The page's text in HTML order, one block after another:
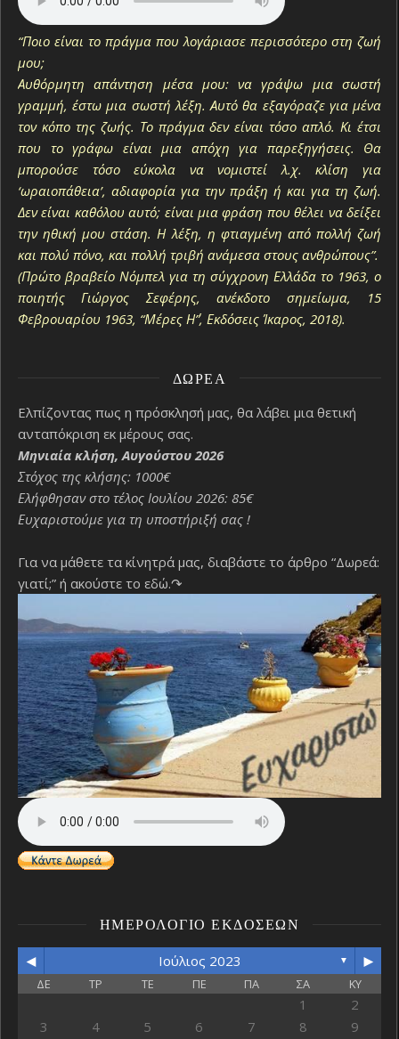
“Ποιο είναι το πράγμα που λογάριασε περισσότερο στη ζωή
μου;
Αυθόρμητη απάντηση μέσα μου: να γράψω μια σωστή
γραμμή, έστω μια σωστή λέξη. Αυτό θα εξαγόραζε για μένα
τον κόπο της ζωής. Το πράγμα δεν είναι τόσο απλό. Κι έτσι
που το γράφω είναι μια απόχη για παρεξηγήσεις. Θα
μπορούσε τόσο εύκολα να νομιστεί λ.χ. κλίση για
‘ωραιοπάθεια’, αδιαφορία για την πράξη ή και για τη ζωή.
Δεν είναι καθόλου αυτό; είναι μια φράση που θέλει να δείξει
την ηθική μου στάση. Η λέξη, η φτιαγμένη από πολλή ζωή
και πολύ πόνο, και πολλή τριβή ανάμεσα στους ανθρώπους”.
(Πρώτο βραβείο Νόμπελ για τη σύγχρονη Ελλάδα το 1963, ο
ποιητής Γιώργος Σεφέρης, ανέκδοτο σημείωμα, 15
Φεβρουαρίου 1963, “Μέρες Η΄”, Εκδόσεις Ίκαρος, 2018).
ΔΩΡΕΆ
Ελπίζοντας πως η πρόσκλησή μας, θα λάβει μια θετική
ανταπόκριση εκ μέρους σας.
Μηνιαία κλήση, Αυγούστου 2026
Στόχος της κλήσης: 1000€
Ελήφθησαν στο τέλος Ιουλίου 2026: 85€
Ευχαριστούμε για τη υποστήριξή σας !
Για να μάθετε τα κίνητρά μας, διαβάστε το άρθρο “Δωρεά:
γιατί;” ή ακούστε το εδώ.↷
ΗΜΕΡΟΛΌΓΙΟ ΕΚΔΌΣΕΩΝ
◄ Ιούλιος 2023 ▼ ►
ΔΕ ΤΡ ΤΕ ΠΕ ΠΑ ΣΑ ΚΥ
1
2
3
4 5 6 7 8
9